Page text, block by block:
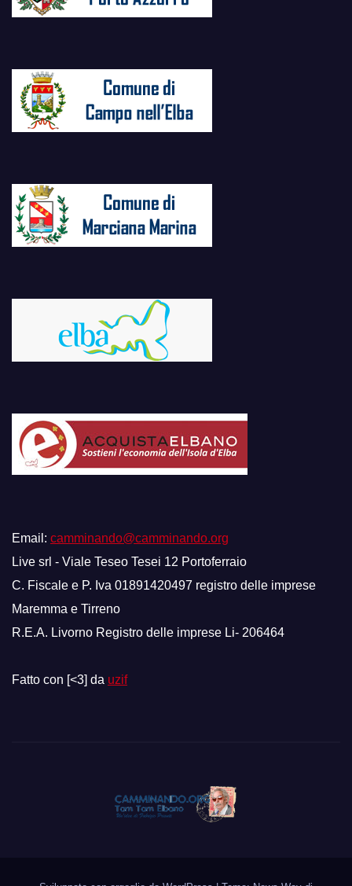
Email: camminando@camminando.org
Live srl - Viale Teseo Tesei 12 Portoferraio
C. Fiscale e P. Iva 01891420497 registro delle imprese
Maremma e Tirreno
R.E.A. Livorno Registro delle imprese Li- 206464
Fatto con [<3] da uzif